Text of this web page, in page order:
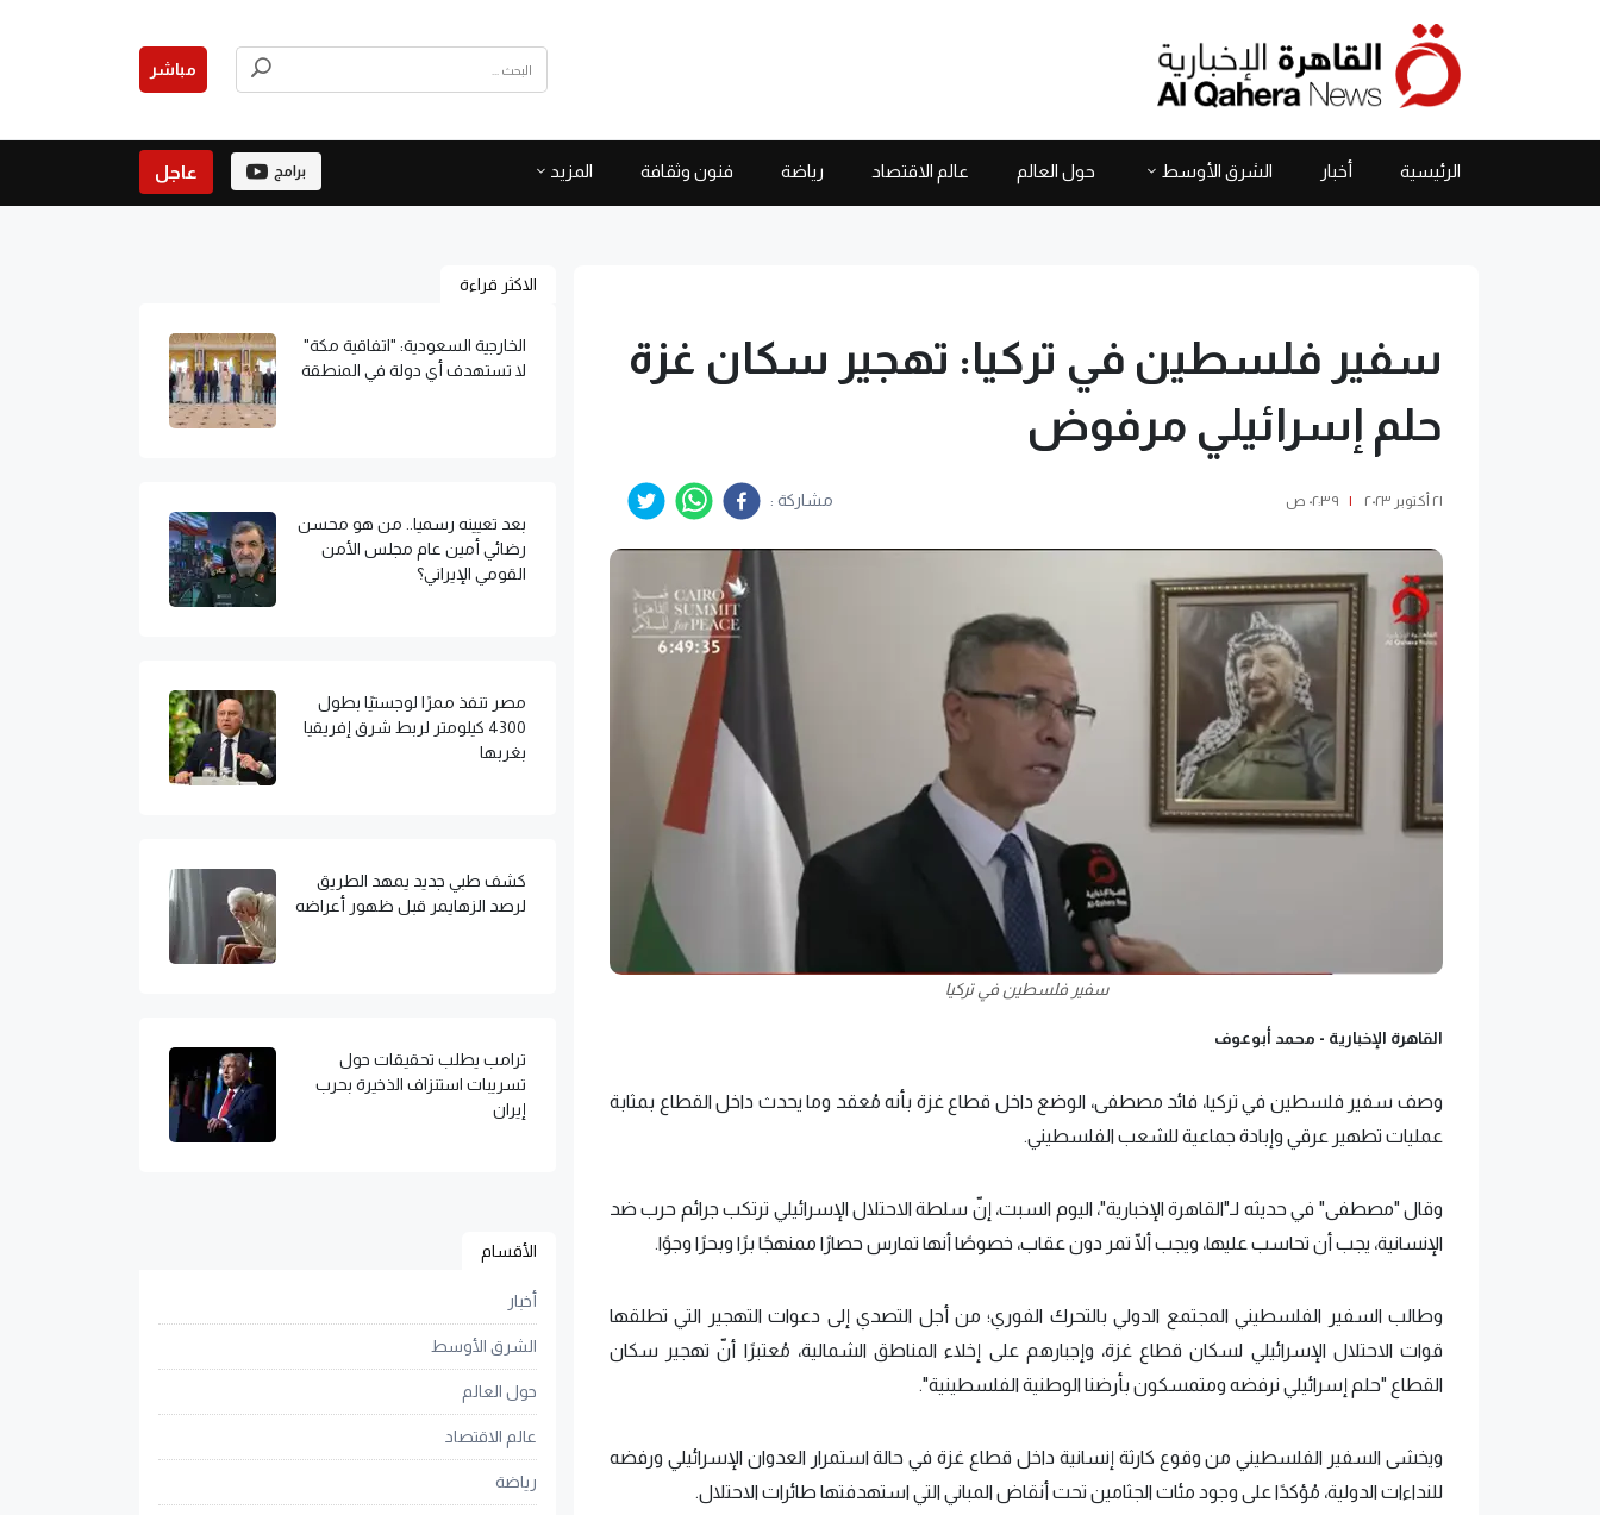
مباشر
الرئيسية أخبار الشرق الأوسط حول العالم عالم الاقتصاد رياضة فنون وثقافة المزيد برامج عاجل
سفير فلسطين في تركيا: تهجير سكان غزة
حلم إسرائيلي مرفوض
٢١ أكتوبر ٢٠٢٣ | ٠٢:٣٩ ص مشاركة :
سفير فلسطين في تركيا
القاهرة الإخبارية - محمد أبوعوف
وصف سفير فلسطين في تركيا، فائد مصطفى، الوضع داخل قطاع غزة بأنه مُعقد وما يحدث داخل القطاع بمثابة
عمليات تطهير عرقي وإبادة جماعية للشعب الفلسطيني.
وقال "مصطفى" في حديثه لـ"القاهرة الإخبارية"، اليوم السبت، إنّ سلطة الاحتلال الإسرائيلي ترتكب جرائم حرب ضد
الإنسانية، يجب أن تحاسب عليها، ويجب ألّا تمر دون عقاب، خصوصًا أنها تمارس حصارًا ممنهجًا برًا وبحرًا وجوًا.
وطالب السفير الفلسطيني المجتمع الدولي بالتحرك الفوري؛ من أجل التصدي إلى دعوات التهجير التي تطلقها
قوات الاحتلال الإسرائيلي لسكان قطاع غزة، وإجبارهم على إخلاء المناطق الشمالية، مُعتبرًا أنّ تهجير سكان
القطاع "حلم إسرائيلي نرفضه ومتمسكون بأرضنا الوطنية الفلسطينية".
ويخشى السفير الفلسطيني من وقوع كارثة إنسانية داخل قطاع غزة في حالة استمرار العدوان الإسرائيلي ورفضه
للنداءات الدولية، مُؤكدًا على وجود مئات الجثامين تحت أنقاض المباني التي استهدفتها طائرات الاحتلال.
الاكثر قراءة
الخارجية السعودية: "اتفاقية مكة"
لا تستهدف أي دولة في المنطقة
بعد تعيينه رسميا.. من هو محسن
رضائي أمين عام مجلس الأمن
القومي الإيراني؟
مصر تنفذ ممرًا لوجستيًا بطول
4300 كيلومتر لربط شرق إفريقيا
بغربها
كشف طبي جديد يمهد الطريق
لرصد الزهايمر قبل ظهور أعراضه
ترامب يطلب تحقيقات حول
تسريبات استنزاف الذخيرة بحرب
إيران
الأقسام
أخبار
الشرق الأوسط
حول العالم
عالم الاقتصاد
رياضة